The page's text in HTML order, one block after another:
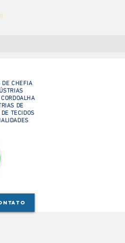
DE CHEFIA
DE
TECIDOS